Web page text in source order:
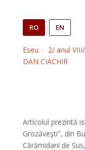
RO | EN
Eseu · 2/ anul
DAN CIACHIR
Articolul prezintă
Grozăveşti", din
Cărămidarii de